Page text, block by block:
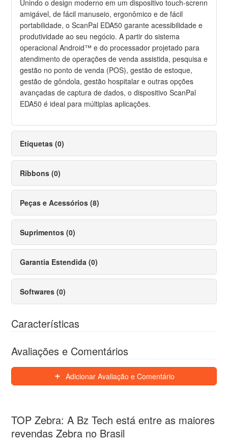
Unindo o design moderno em um dispositivo touch-screnn
amigável, de fácil manuseio, ergonômico e de fácil
portabilidade, o ScanPal EDA50 garante acessibilidade e
produtividade ao seu negócio. A partir do sistema
operacional Android™ e do processador projetado para
atendimento de operações de venda assistida, pesquisa e
gestão no ponto de venda (POS), gestão de estoque,
gestão de gôndola, gestão hospitalar e outras opções
avançadas de captura de dados, o dispositivo ScanPal
EDA50 é ideal para múltiplas aplicações.
Etiquetas (0)
Ribbons (0)
Peças e Acessórios (8)
Suprimentos (0)
Garantia Estendida (0)
Softwares (0)
Características
Avaliações e Comentários
Adicionar Avaliação e Comentário
TOP Zebra: A Bz Tech está entre as maiores
revendas Zebra no Brasil